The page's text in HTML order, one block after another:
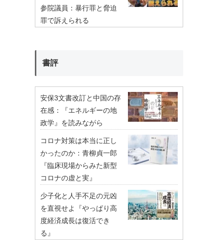
参院議員：暴行罪と脅迫
罪で訴えられる
書評
安保3文書改訂と中国の存
在感：『エネルギーの地
政学』を読みながら
コロナ対策は本当に正し
かったのか：青柳貞一郎
『臨床現場からみた新型
コロナの虚と実』
少子化と人手不足の元凶
を直視せよ『やっぱり高
度経済成長は復活でき
る』